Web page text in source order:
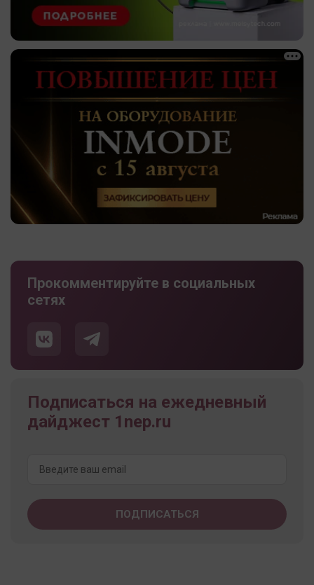
Прокомментируйте в социальных
сетях
Подписаться на ежедневный
дайджест 1nep.ru